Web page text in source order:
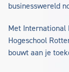
businesswereld
Met International
Hogeschool
bouwt aan je